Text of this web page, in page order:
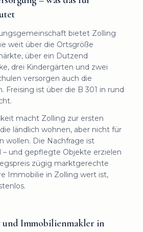
bietet Zolling
weit über die Ortsgröße
über ein Dutzend
drei Kindergärten und zwei
versorgen auch die
Freising ist über die B 301 in rund
macht Zolling zur ersten
ländlich wohnen, aber nicht für
wollen. Die Nachfrage ist
– und gepflegte Objekte erzielen
zügig marktgerechte
Immobilie in Zolling wert ist,
Immobilienmakler in